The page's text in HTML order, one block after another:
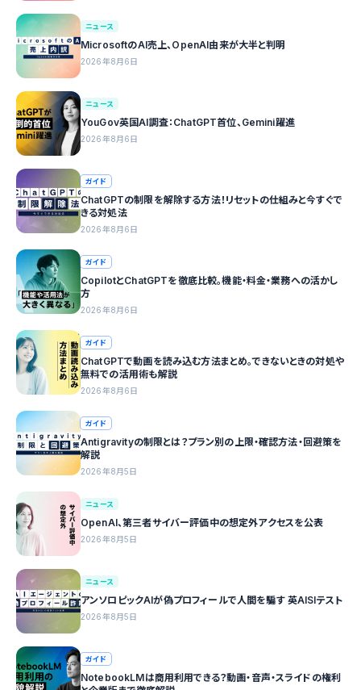
ニュース
MicrosoftのAI売上、OpenAI由来が大半と判明
2026年8月6日
ニュース
YouGov英国AI調査：ChatGPT首位、Gemini躍進
2026年8月6日
ガイド
ChatGPTの制限を解除する方法！リセットの仕組みと今すぐで
きる対処法
2026年8月6日
ガイド
CopilotとChatGPTを徹底比較。機能・料金・業務への活かし
方
2026年8月6日
ガイド
ChatGPTで動画を読み込む方法まとめ。できないときの対処や
無料での活用術も解説
2026年8月6日
ガイド
Antigravityの制限とは？プラン別の上限・確認方法・回避策を
解説
2026年8月5日
ニュース
OpenAI、第三者サイバー評価中の想定外アクセスを公表
2026年8月5日
ニュース
アンソロピックAIが偽プロフィールで人間を騙す 英AISIテスト
2026年8月5日
ガイド
NotebookLMは商用利用できる？動画・音声・スライドの権利